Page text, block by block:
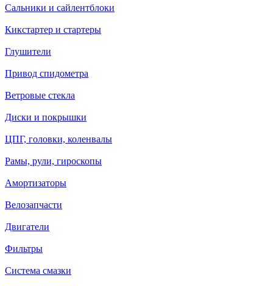
Сальники и сайлентблоки
Кикстартер и стартеры
Глушители
Привод спидометра
Ветровые стекла
Диски и покрышки
ЦПГ, головки, коленвалы
Рамы, рули, гироскопы
Амортизаторы
Велозапчасти
Двигатели
Фильтры
Система смазки